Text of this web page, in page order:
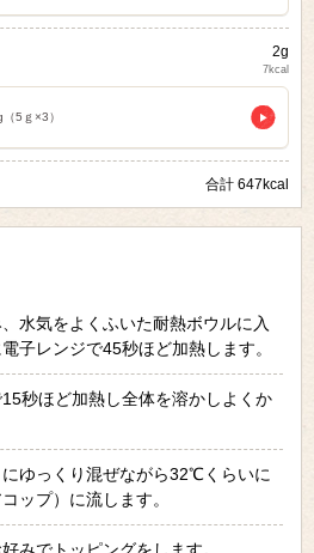
2g
7kcal
5ｇ×3）
合計 647kcal
水気をよくふいた耐熱ボウルに入
子レンジで45秒ほど加熱します。
秒ほど加熱し全体を溶かしよくか
ゆっくり混ぜながら32℃くらいに
ップ）に流します。